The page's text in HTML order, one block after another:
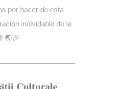
por hacer de esta
inolvidable de la
🌏🎉
𝐂𝐮𝐥𝐭𝐮𝐫𝐚𝐥𝐞.